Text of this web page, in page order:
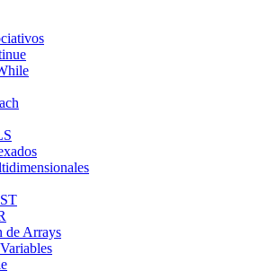
de Arrays